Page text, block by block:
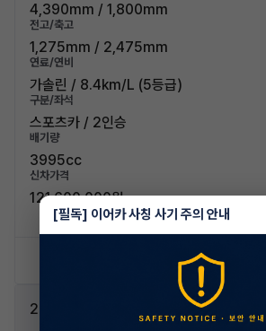
4,390mm / 1,800mm
전고/축고
1,275mm / 2,475mm
연료/연비
가솔린 / 8.4km/L (5등급)
구분/좌석
스포츠카 / 2인승
배기량
3995cc
신차가격
121,600,000원
2.0
[필독] 이어카 사칭 사기 주의 안내